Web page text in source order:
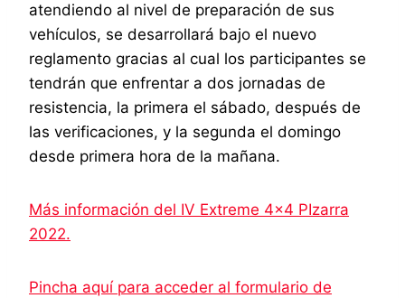
atendiendo al nivel de preparación de sus
vehículos, se desarrollará bajo el nuevo
reglamento gracias al cual los participantes se
tendrán que enfrentar a dos jornadas de
resistencia, la primera el sábado, después de
las verificaciones, y la segunda el domingo
desde primera hora de la mañana.
Más información del IV Extreme 4×4 PIzarra
2022.
Pincha aquí para acceder al formulario de